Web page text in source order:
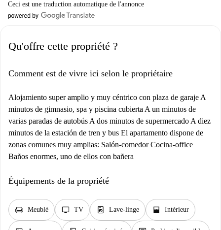
Ceci est une traduction automatique de l'annonce
Qu'offre cette propriété ?
Comment est de vivre ici selon le propriétaire
Alojamiento super amplio y muy céntrico con plaza de garaje A
minutos de gimnasio, spa y piscina cubierta A un minutos de
varias paradas de autobús A dos minutos de supermercado A diez
minutos de la estación de tren y bus El apartamento dispone de
zonas comunes muy amplias: Salón-comedor Cocina-office
Baños enormes, uno de ellos con bañera
Équipements de la propriété
chair Meublé tv TV local_laundry_service Lave-linge window_open Intérieur